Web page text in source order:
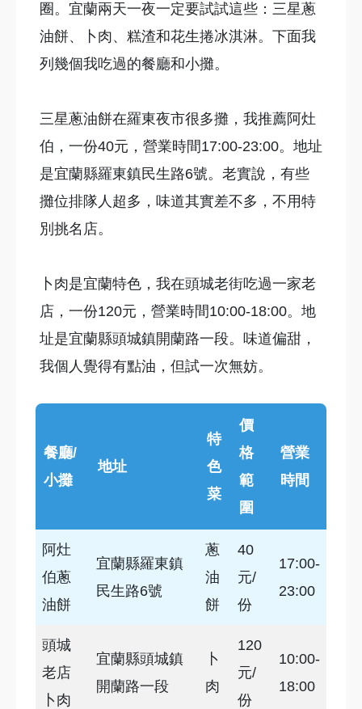
圈。宜蘭兩天一夜一定要試試這些：三星蔥
油餅、卜肉、糕渣和花生捲冰淇淋。下面我
列幾個我吃過的餐廳和小攤。
三星蔥油餅在羅東夜市很多攤，我推薦阿灶
伯，一份40元，營業時間17:00-23:00。地址
是宜蘭縣羅東鎮民生路6號。老實說，有些
攤位排隊人超多，味道其實差不多，不用特
別挑名店。
卜肉是宜蘭特色，我在頭城老街吃過一家老
店，一份120元，營業時間10:00-18:00。地
址是宜蘭縣頭城鎮開蘭路一段。味道偏甜，
我個人覺得有點油，但試一次無妨。
餐廳/
小攤
地址
特
色
菜
價
格
範
圍
營業
時間
阿灶
伯蔥
油餅
宜蘭縣羅東鎮
民生路6號
蔥
油
餅
40
元/
份
17:00-
23:00
頭城
老店
卜肉
宜蘭縣頭城鎮
開蘭路一段
卜
肉
120
元/
份
10:00-
18:00